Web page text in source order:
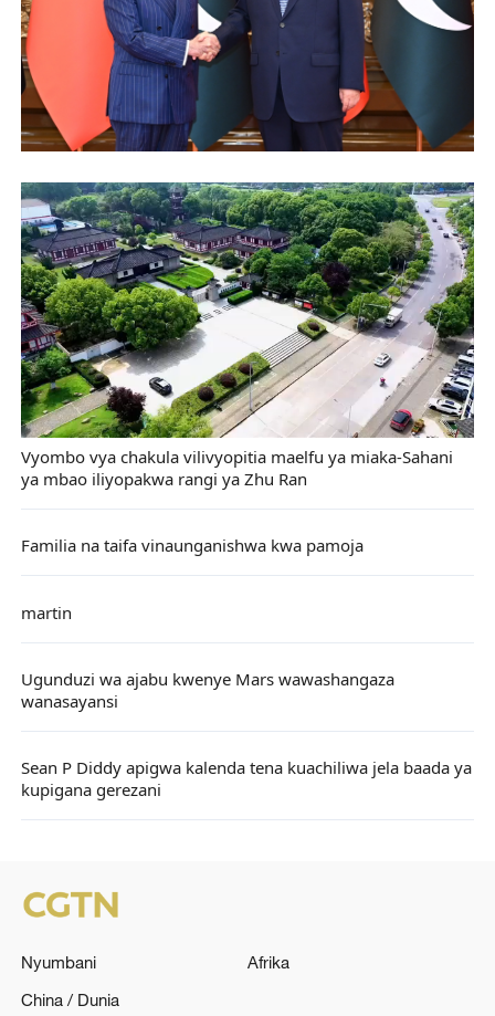
Vyombo vya chakula vilivyopitia maelfu ya miaka-Sahani
ya mbao iliyopakwa rangi ya Zhu Ran
Familia na taifa vinaunganishwa kwa pamoja
martin
Ugunduzi wa ajabu kwenye Mars wawashangaza
wanasayansi
Sean P Diddy apigwa kalenda tena kuachiliwa jela baada ya
kupigana gerezani
Nyumbani
Afrika
China / Dunia